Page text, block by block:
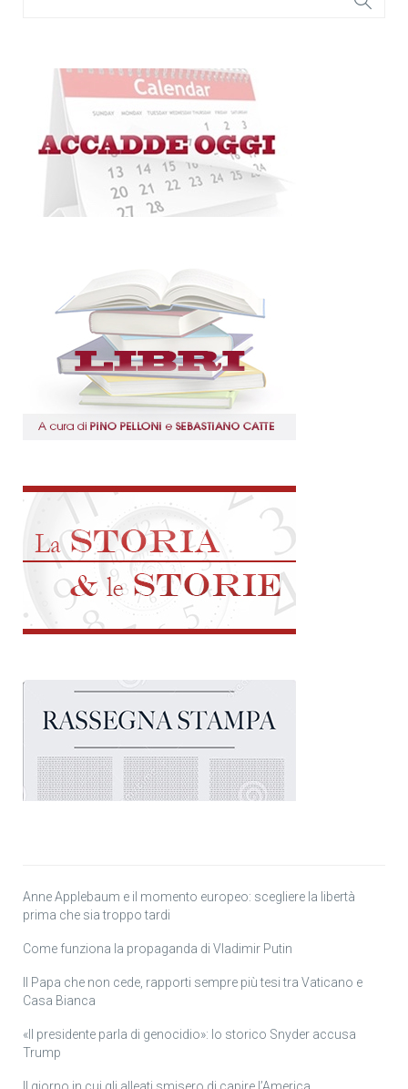
Anne Applebaum e il momento europeo: scegliere la libertà
prima che sia troppo tardi
Come funziona la propaganda di Vladimir Putin
Il Papa che non cede, rapporti sempre più tesi tra Vaticano e
Casa Bianca
«Il presidente parla di genocidio»: lo storico Snyder accusa
Trump
Il giorno in cui gli alleati smisero di capire l’America